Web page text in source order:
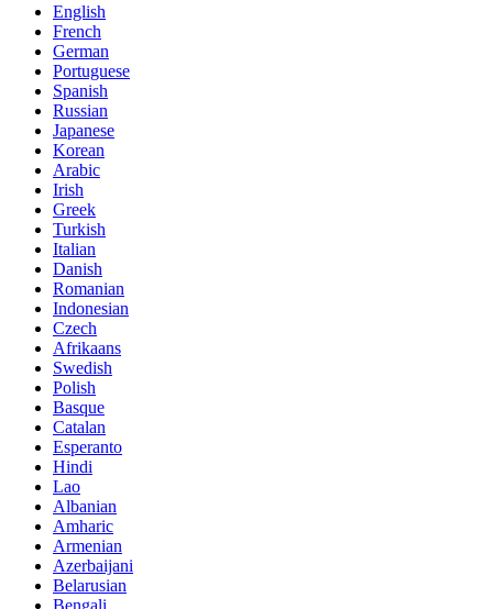
English
French
German
Portuguese
Spanish
Russian
Japanese
Korean
Arabic
Irish
Greek
Turkish
Italian
Danish
Romanian
Indonesian
Czech
Afrikaans
Swedish
Polish
Basque
Catalan
Esperanto
Hindi
Lao
Albanian
Amharic
Armenian
Azerbaijani
Belarusian
Bengali